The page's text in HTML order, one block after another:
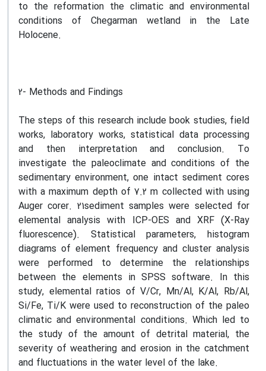
to the reformation the climatic and environmental
conditions of Chegarman wetland in the Late
Holocene.
2- Methods and Findings
The steps of this research include book studies, field
works, laboratory works, statistical data processing
and then interpretation and conclusion. To
investigate the paleoclimate and conditions of the
sedimentary environment, one intact sediment cores
with a maximum depth of 7.2 m collected with using
Auger corer. 21sediment samples were selected for
elemental analysis with ICP-OES and XRF (X-Ray
fluorescence). Statistical parameters, histogram
diagrams of element frequency and cluster analysis
were performed to determine the relationships
between the elements in SPSS software. In this
study, elemental ratios of V/Cr, Mn/Al, K/Al, Rb/Al,
Si/Fe, Ti/K were used to reconstruction of the paleo
climatic and environmental conditions. Which led to
the study of the amount of detrital material, the
severity of weathering and erosion in the catchment
and fluctuations in the water level of the lake.